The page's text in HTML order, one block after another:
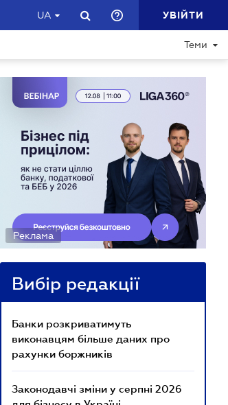
UA УВІЙТИ
Теми
Реклама
Вибір редакції
Банки розкриватимуть
виконавцям більше даних про
рахунки боржників
Законодавчі зміни у серпні 2026